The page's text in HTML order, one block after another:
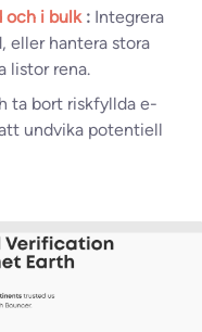
och i bulk : Integrera
eller hantera stora
listor rena.
ta bort riskfyllda e-
undvika potentiell